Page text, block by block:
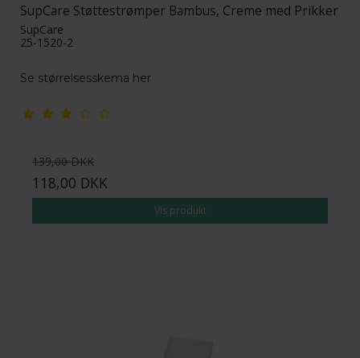
SupCare Støttestrømper Bambus, Creme med Prikker
SupCare
25-1520-2
Se størrelsesskema her
139,00 DKK
118,00 DKK
Vis produkt